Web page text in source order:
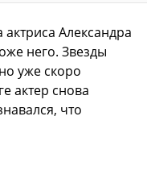
Александра
него. Звезды
уже скоро
актер снова
что